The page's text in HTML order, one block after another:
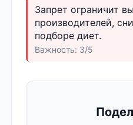
Запрет ограничит
производителей,
подборе диет.
Важность: 3/5